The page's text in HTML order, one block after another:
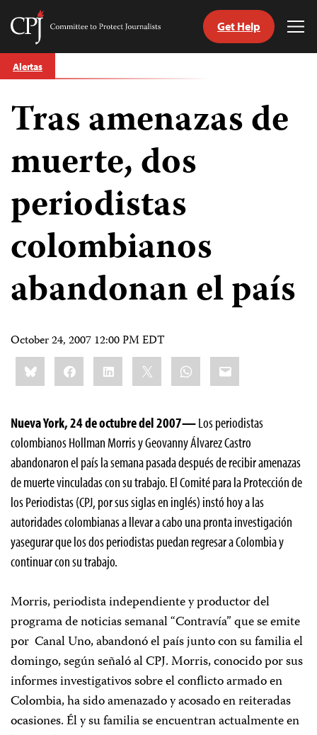
Skip
to
Committee
Journalists
Get Help
Alertas
Tras amenazas de
muerte, dos
periodistas
colombianos
abandonan el país
October 24, 2007 12:00 PM EDT
Share
this:BlueskyFacebookLinkedIn WhatsApp
Email
Nueva York, 24 de octubre del 2007—Los periodistas
colombianos Hollman Morris y Geovanny Álvarez Castro
abandonaron el país la semana pasada después de recibir amenazas
de muerte vinculadas con su trabajo. El Comité para la Protección de
los Periodistas (CPJ, por sus siglas en inglés) instó hoy a las
autoridades colombianas a llevar a cabo una pronta investigación
yasegurar que los dos periodistas puedan regresar a Colombia y
continuar con su trabajo.
Morris, periodista independiente y productor del
programa de noticias semanal “Contravía” que se emite
por Canal Uno, abandonó el país junto con su familia el
domingo, según señaló al CPJ. Morris, conocido por sus
informes investigativos sobre el conflicto armado en
Colombia, ha sido amenazado y acosado en reiteradas
ocasiones. Él y su familia se encuentran actualmente en